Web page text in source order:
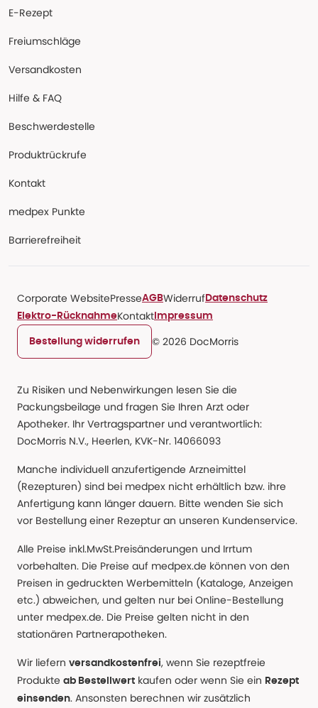
E-Rezept
Freiumschläge
Versandkosten
Hilfe & FAQ
Beschwerdestelle
Produktrückrufe
Kontakt
medpex Punkte
Barrierefreiheit
Corporate WebsitePresseAGBWiderruf Datenschutz
Elektro-RücknahmeKontakt Impressum
Bestellung widerrufen © 2026 DocMorris
Zu Risiken und Nebenwirkungen lesen Sie die
Packungsbeilage und fragen Sie Ihren Arzt oder
Apotheker. Ihr Vertragspartner und verantwortlich:
DocMorris N.V., Heerlen, KVK-Nr. 14066093
Manche individuell anzufertigende Arzneimittel
(Rezepturen) sind bei medpex nicht erhältlich bzw. ihre
Anfertigung kann länger dauern. Bitte wenden Sie sich
vor Bestellung einer Rezeptur an unseren Kundenservice.
Alle Preise inkl.MwSt.Preisänderungen und Irrtum
vorbehalten. Die Preise auf medpex.de können von den
Preisen in gedruckten Werbemitteln (Kataloge, Anzeigen
etc.) abweichen, und gelten nur bei Online-Bestellung
unter medpex.de. Die Preise gelten nicht in den
stationären Partnerapotheken.
Wir liefern versandkostenfrei, wenn Sie rezeptfreie
Produkte ab Bestellwert kaufen oder wenn Sie ein Rezept
einsenden. Ansonsten berechnen wir zusätzlich